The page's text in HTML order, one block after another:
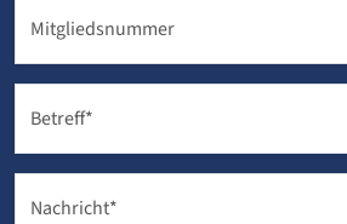
Mitgliedsnummer
Betreff*
Nachricht*